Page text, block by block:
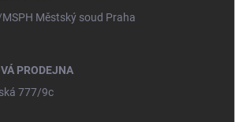
Městský soud Praha
PRODEJNA
777/9c